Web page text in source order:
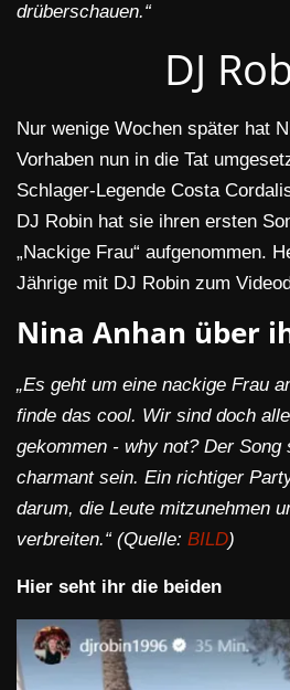
drüberschauen.“
DJ
Nur wenige Wochen später hat
Vorhaben nun in die Tat
Schlager-Legende Costa
DJ Robin hat sie ihren ersten
„Nackige Frau“ aufgenommen.
Jährige mit DJ Robin zum
Nina Anhan über
„Es geht um eine nackige Frau
finde das cool. Wir sind doch
gekommen - why not? Der
charmant sein. Ein richtiger
darum, die Leute mitzunehmen
verbreiten.“ (Quelle: BILD)
Hier seht ihr die beiden